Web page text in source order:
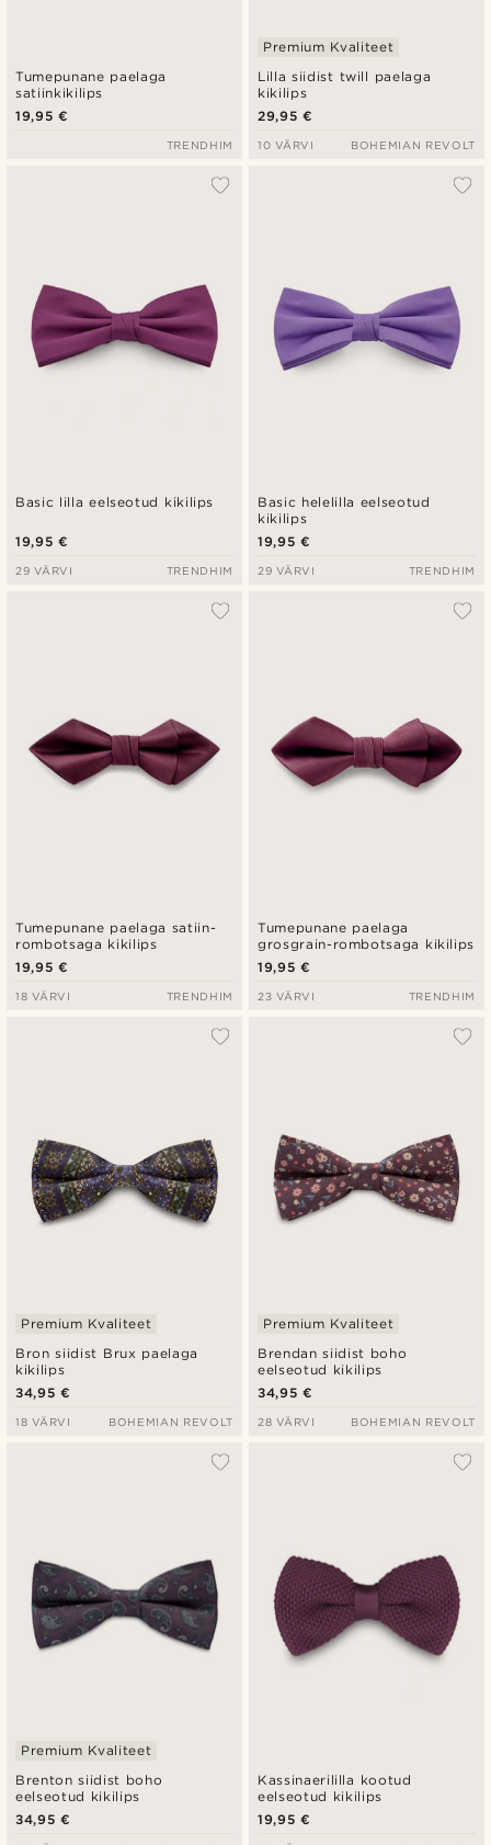
Tumepunane paelaga
satiinkikilips
19,95 €
TRENDHIM
Lilla siidist twill paelaga
kikilips
Premium Kvaliteet
29,95 €
10 VÄRVI BOHEMIAN REVOLT
Basic lilla eelseotud kikilips
19,95 €
29 VÄRVI TRENDHIM
Basic helelilla eelseotud
kikilips
19,95 €
29 VÄRVI TRENDHIM
Tumepunane paelaga satiin-
rombotsaga kikilips
19,95 €
18 VÄRVI TRENDHIM
Tumepunane paelaga
grosgrain-rombotsaga kikilips
19,95 €
23 VÄRVI TRENDHIM
Bron siidist Brux paelaga
kikilips
Premium Kvaliteet
34,95 €
18 VÄRVI BOHEMIAN REVOLT
Brendan siidist boho
eelseotud kikilips
Premium Kvaliteet
34,95 €
28 VÄRVI BOHEMIAN REVOLT
Brenton siidist boho
eelseotud kikilips
Premium Kvaliteet
34,95 €
Kassinaerililla kootud
eelseotud kikilips
19,95 €